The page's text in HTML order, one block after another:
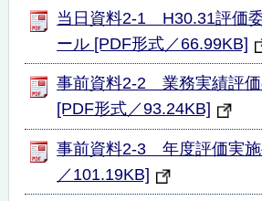
当日資料2-1 H30.31評価
ール [PDF形式／66.99KB]
事前資料2-2 業務実績評
[PDF形式／93.24KB]
事前資料2-3 年度評価実
／101.19KB]